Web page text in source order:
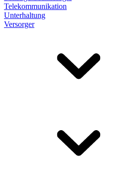
Telekommunikation
Unterhaltung
Versorger